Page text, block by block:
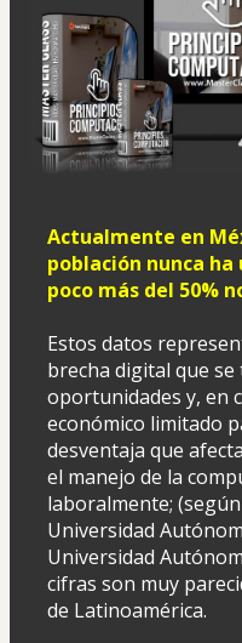
Actualmente en
población nunca
poco más del 50%
Estos datos
brecha digital que
oportunidades y, en
económico limitado
desventaja que
el manejo de la
laboralmente;
Universidad
Universidad
cifras son muy
de Latinoamérica.